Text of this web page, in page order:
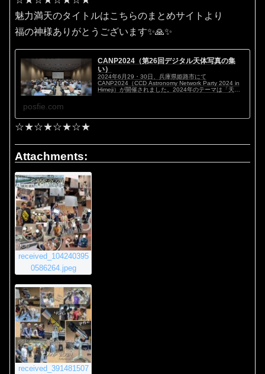
魅力満天のタイトルはこちらのまとめサイトより
福の神様ありがとうございます✨🙏✨
CANP2024（第26回デジタル天体写真の集
い）
2024年6月29・30日、兵庫県姫路市にて
CANP2024（CCD Astronomy Network Party 2024 in
Himeji）が開催されました。2024年のテーマは「天体
posfie.com
☆★☆★☆★☆★
Attachments:
received_104240395
0586264.jpeg
received_391481507